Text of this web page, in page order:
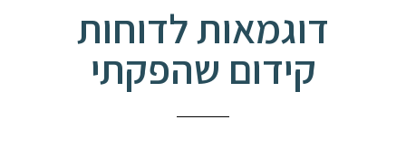
דוגמאות לדוחות
קידום שהפקתי